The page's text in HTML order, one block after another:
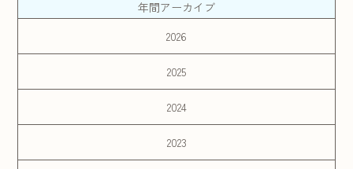
年間アーカイブ
2026
2025
2024
2023